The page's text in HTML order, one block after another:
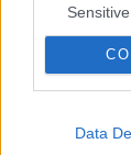
Data